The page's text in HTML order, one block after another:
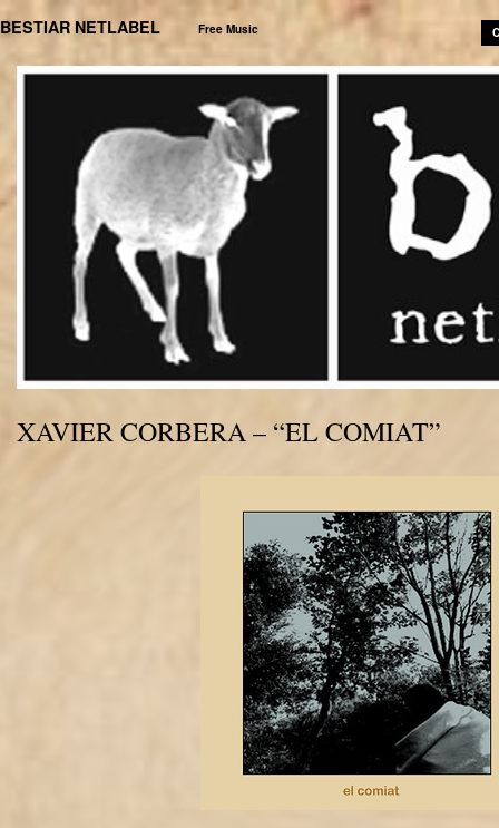
BESTIAR NETLABEL Free Music
XAVIER CORBERA – “EL COMIAT”